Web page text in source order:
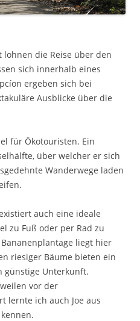
lohnen die Reise über den
sich innerhalb eines
ergeben sich bei
Ausblicke über die
für Ökotouristen. Ein
über welcher er sich
Wanderwege laden
auch eine ideale
zu Fuß oder per Rad zu
liegt hier
riesiger Bäume bieten ein
günstige Unterkunft.
vor der
lernte ich auch Joe aus